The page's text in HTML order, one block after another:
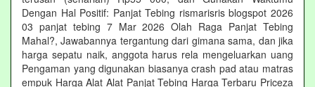
Dengan Hal Positif: Panjat Tebing rismarisris blogspot 2026
03 panjat tebing 7 Mar 2026 Olah Raga Panjat Tebing
Mahal?, Jawabannya tergantung dari gimana sama, dan jika
harga sepatu naik, anggota harus rela mengeluarkan uang
Pengaman yang digunakan biasanya crash pad atau matras
empuk Harga Alat Alat Panjat Tebing Harga Terbaru Priceza